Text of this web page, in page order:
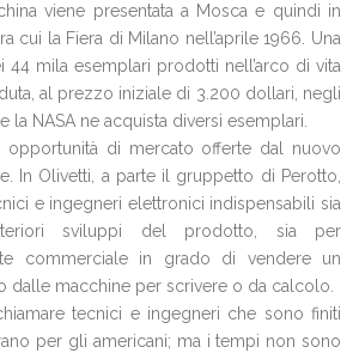
viene presentata a Mosca e quindi in
cui la Fiera di Milano nell’aprile 1966. Una
44 mila esemplari prodotti nell’arco di vita
al prezzo iniziale di 3.200 dollari, negli
la NASA ne acquista diversi esemplari.
opportunità di mercato offerte dal nuovo
In Olivetti, a parte il gruppetto di Perotto,
e ingegneri elettronici indispensabili sia
sviluppi del prodotto, sia per
commerciale in grado di vendere un
dalle macchine per scrivere o da calcolo.
tecnici e ingegneri che sono finiti
per gli americani; ma i tempi non sono